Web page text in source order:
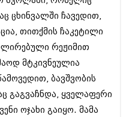
ცხინვალში ჩავედით,
თითქმის ჩაკეტილი
რეჟიმით
მტკივნეულია
ბავშვობის
გაგვაჩნდა, ყველაფერი
ოჯახი გაიყო. მამა